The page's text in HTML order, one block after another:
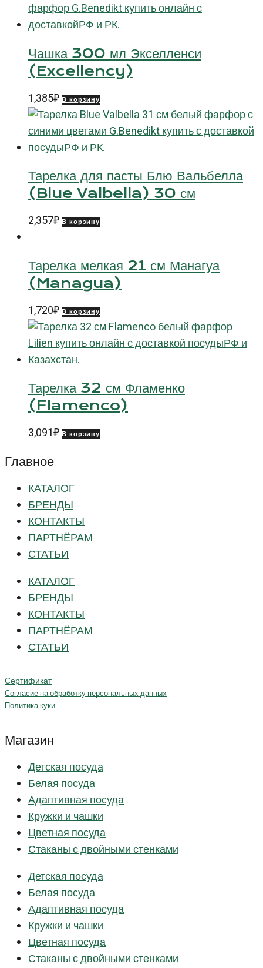
Чашка 300 мл Экселленси
(Excellency)
1,385₽ В корзину
Тарелка для пасты Блю Вальбелла
(Blue Valbella) 30 см
2,357₽ В корзину
Тарелка мелкая 21 см Манагуа
(Managua)
1,720₽ В корзину
Тарелка 32 см Фламенко
(Flamenco)
3,091₽ В корзину
Главное
КАТАЛОГ
БРЕНДЫ
КОНТАКТЫ
ПАРТНЁРАМ
СТАТЬИ
КАТАЛОГ
БРЕНДЫ
КОНТАКТЫ
ПАРТНЁРАМ
СТАТЬИ
Сертификат
Согласие на обработку персональных данных
Политика куки
Магазин
Детская посуда
Белая посуда
Адаптивная посуда
Кружки и чашки
Цветная посуда
Стаканы с двойными стенками
Детская посуда
Белая посуда
Адаптивная посуда
Кружки и чашки
Цветная посуда
Стаканы с двойными стенками